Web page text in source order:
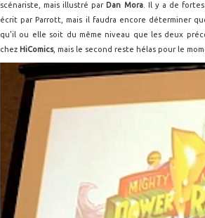
scénariste, mais illustré par Dan Mora. Il y a de
écrit par Parrott, mais il faudra encore déterminer
qu'il ou elle soit du même niveau que les deux
chez HiComics, mais le second reste hélas pour le